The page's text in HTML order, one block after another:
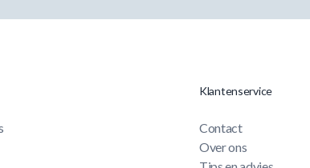
Klantenservice
Contact
Over ons